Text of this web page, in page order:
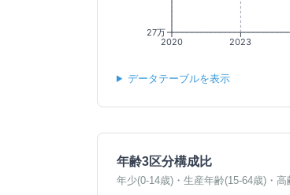
2020 2023
27万
データテーブルを表示
年齢3区分構成比
年少(0-14歳)・生産年齢(15-64歳)・